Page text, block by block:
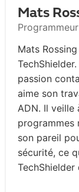
Mats
Mats
passion
aime son
ADN. Il veille
programmes
son pareil
sécurité, ce